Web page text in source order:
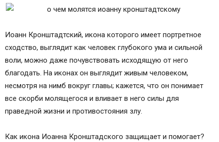
Иоанн Кронштадтский, икона которого имеет портретное
сходство, выглядит как человек глубокого ума и сильной
воли, можно даже почувствовать исходящую от него
благодать. На иконах он выглядит живым человеком,
несмотря на нимб вокруг главы; кажется, что он понимает
все скорби молящегося и вливает в него силы для
праведной жизни и противостояния злу.
Как икона Иоанна Кронштадского защищает и помогает?